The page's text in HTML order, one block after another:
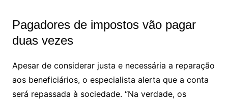
Pagadores de impostos vão pagar
duas vezes
Apesar de considerar justa e necessária a reparação
aos beneficiários, o especialista alerta que a conta
será repassada à sociedade. “Na verdade, os